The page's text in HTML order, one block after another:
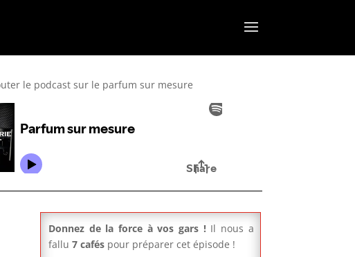
le podcast sur le parfum sur mesure
Donnez de la force à vos gars !Il nous a
fallu7 cafés pour préparer cet épisode !